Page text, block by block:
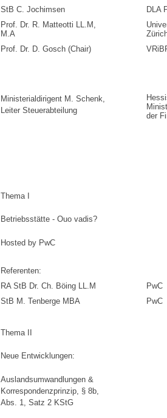
StB C. Jochimsen
DLA
Prof. Dr. R. Matteotti LL.M,
M.A
Prof. Dr. D. Gosch (Chair)
Ministerialdirigent M. Schenk,
Leiter Steuerabteilung
der
Thema I
Betriebsstätte - Ouo vadis?
Hosted by PwC
Referenten:
RA StB Dr. Ch. Böing LL.M
PwC
StB M. Tenberge MBA
PwC
Thema II
Neue Entwicklungen:
Auslandsumwandlungen &
Korrespondenzprinzip, § 8b,
Abs. 1, Satz 2 KStG